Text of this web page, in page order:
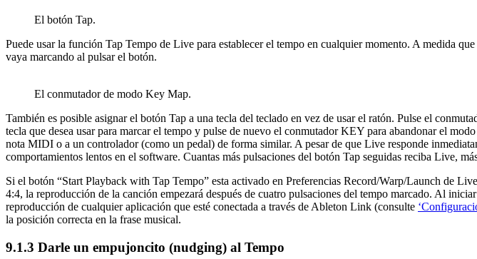
El botón Tap.
Puede usar la función Tap Tempo de Live para establecer el tempo en cualquier momento. A medida
vaya marcando al pulsar el botón.
El conmutador de modo Key Map.
También es posible asignar el botón Tap a una tecla del teclado en vez de usar el ratón. Pulse el
tecla que desea usar para marcar el tempo y pulse de nuevo el conmutador KEY para abandonar el
nota MIDI o a un controlador (como un pedal) de forma similar. A pesar de que Live responde
comportamientos lentos en el software. Cuantas más pulsaciones del botón Tap seguidas reciba Live,
Si el botón “Start Playback with Tap Tempo” esta activado en Preferencias Record/Warp/Launch de
4:4, la reproducción de la canción empezará después de cuatro pulsaciones del tempo marcado. Al
reproducción de cualquier aplicación que esté conectada a través de Ableton Link (consulte
la posición correcta en la frase musical.
9.1.3 Darle un empujoncito (nudging) al Tempo